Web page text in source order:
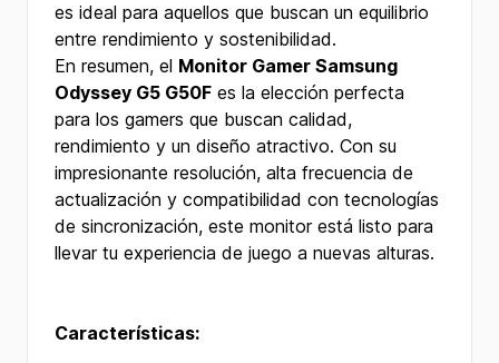
es ideal para aquellos que buscan un equilibrio
entre rendimiento y sostenibilidad.
En resumen, el Monitor Gamer Samsung
Odyssey G5 G50F es la elección perfecta
para los gamers que buscan calidad,
rendimiento y un diseño atractivo. Con su
impresionante resolución, alta frecuencia de
actualización y compatibilidad con tecnologías
de sincronización, este monitor está listo para
llevar tu experiencia de juego a nuevas alturas.
Características: